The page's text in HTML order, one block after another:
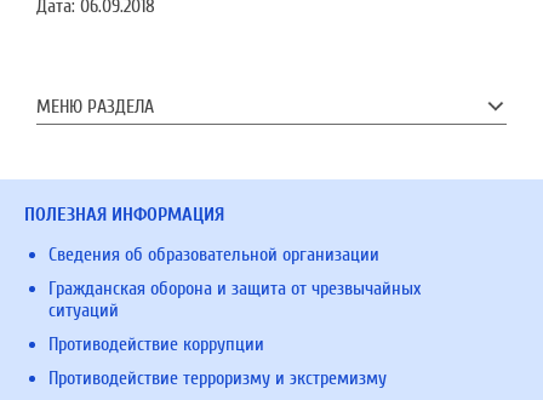
Дата: 06.09.2018
МЕНЮ РАЗДЕЛА
ПОЛЕЗНАЯ ИНФОРМАЦИЯ
Сведения об образовательной организации
Гражданская оборона и защита от чрезвычайных
ситуаций
Противодействие коррупции
Противодействие терроризму и экстремизму